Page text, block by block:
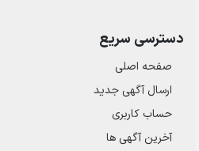
دسترسی سریع
صفحه اصلی
ارسال‌ آگهی جدید
حساب کاربری
آخرین آگهی ها